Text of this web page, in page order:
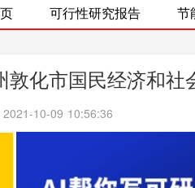
可行性研究报告 节
敦化市国民经济和
2021-10-09 10:56:36